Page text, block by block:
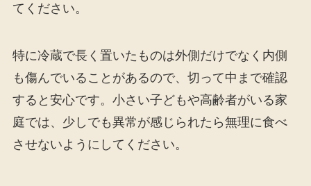
てください。
特に冷蔵で長く置いたものは外側だけでなく内側
も傷んでいることがあるので、切って中まで確認
すると安心です。小さい子どもや高齢者がいる家
庭では、少しでも異常が感じられたら無理に食べ
させないようにしてください。